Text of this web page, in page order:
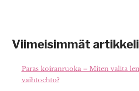
Viimeisimmät
Paras koiranruoka – Miten valita
vaihtoehto?